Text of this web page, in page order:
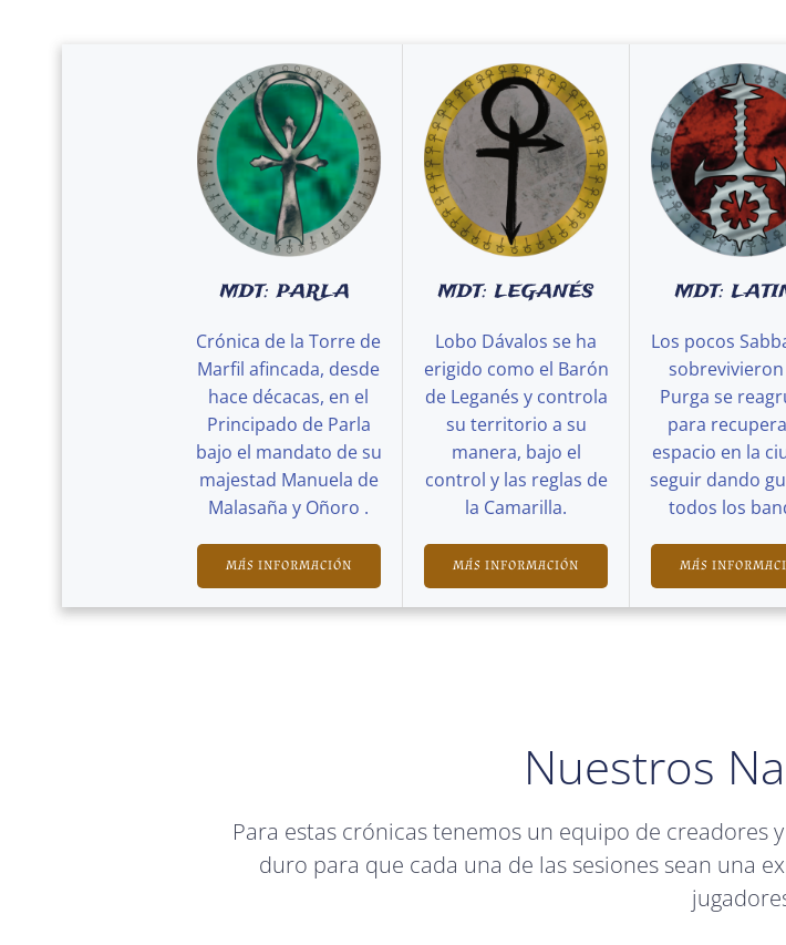
MDT: PARLA
Crónica de la Torre de
Marfil afincada, desde
hace décacas, en el
Principado de Parla
bajo el mandato de su
majestad Manuela de
Malasaña y Oñoro .
MÁS INFORMACIÓN
MDT: LEGANÉS
Lobo Dávalos se ha
erigido como el Barón
de Leganés y controla
su territorio a su
manera, bajo el
control y las reglas de
la Camarilla.
MÁS INFORMACIÓN
MDT:
Los pocos
sobrevivieron
Purga se
para
espacio en la
seguir dando
todos los
MÁS
Nuestros
Para estas crónicas tenemos un equipo de
duro para que cada una de las sesiones sean una